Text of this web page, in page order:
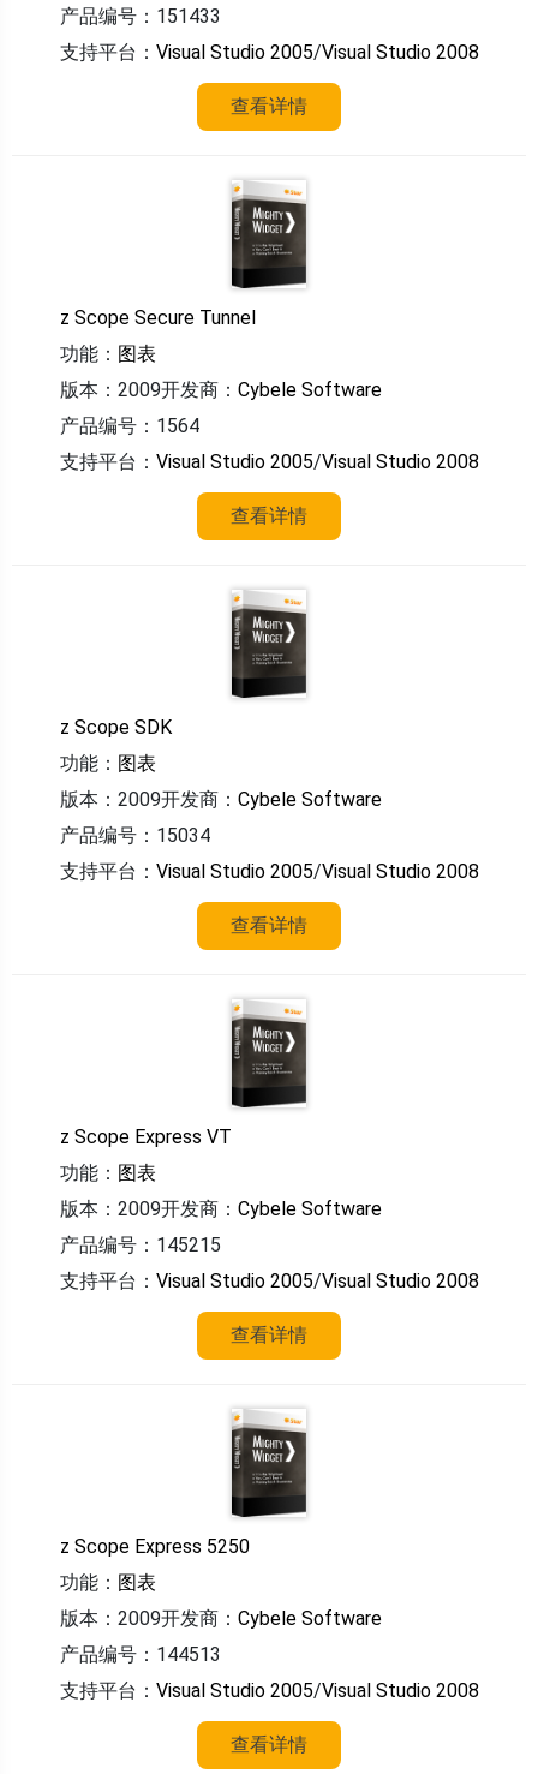
产品编号：151433
支持平台： Visual Studio 2005/Visual Studio 2008
查看详情
z Scope Secure Tunnel
功能： 图表
版本：2009开发商： Cybele Software
产品编号：1564
支持平台： Visual Studio 2005/Visual Studio 2008
查看详情
z Scope SDK
功能： 图表
版本：2009开发商： Cybele Software
产品编号：15034
支持平台： Visual Studio 2005/Visual Studio 2008
查看详情
z Scope Express VT
功能： 图表
版本：2009开发商： Cybele Software
产品编号：145215
支持平台： Visual Studio 2005/Visual Studio 2008
查看详情
z Scope Express 5250
功能： 图表
版本：2009开发商： Cybele Software
产品编号：144513
支持平台： Visual Studio 2005/Visual Studio 2008
查看详情